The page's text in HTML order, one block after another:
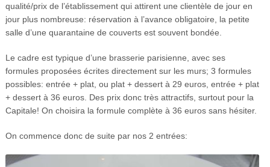
qualité/prix de l’établissement qui attirent une clientèle de jour en
jour plus nombreuse: réservation à l’avance obligatoire, la petite
salle d’une quarantaine de couverts est souvent bondée.
Le cadre est typique d’une brasserie parisienne, avec ses
formules proposées écrites directement sur les murs; 3 formules
possibles: entrée + plat, ou plat + dessert à 29 euros, entrée + plat
+ dessert à 36 euros. Des prix donc très attractifs, surtout pour la
Capitale! On choisira la formule complète à 36 euros sans hésiter.
On commence donc de suite par nos 2 entrées: